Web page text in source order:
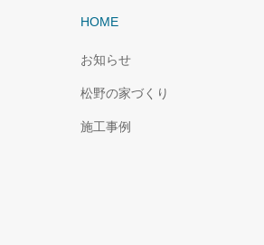
HOME
お知らせ
松野の家づくり
施工事例